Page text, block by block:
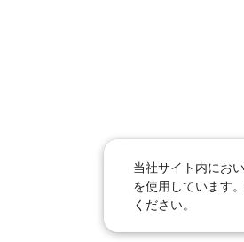
当社サイト内にお
を使用しています
ください。